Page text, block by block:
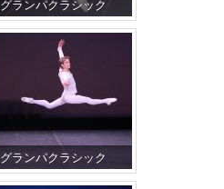
グランパクラシック
グランパクラシック